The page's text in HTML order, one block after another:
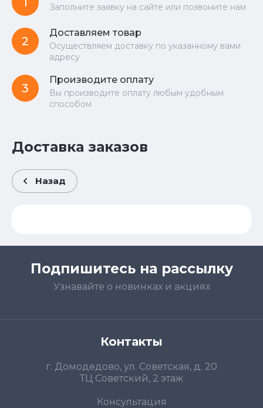
Заполните заявку на сайте или позвоните нам
2
Доставляем товар
Осуществляем доставку по указанному вами
адресу
3
Производите оплату
Вы производите оплату любым удобным
способом
Доставка заказов
Назад
Подпишитесь на рассылку
Узнавайте о новинках и акциях
Контакты
г. Домодедово, ул. Советская, д. 20
ТЦ Советский, 2 этаж
Консультация